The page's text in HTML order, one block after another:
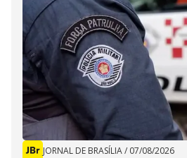
JORNAL DE BRASÍLIA/ 07/08/2026